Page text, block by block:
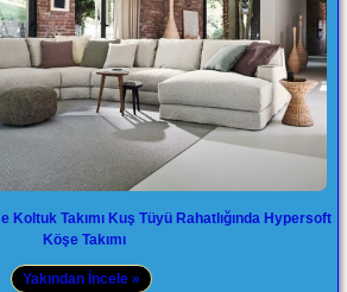
Koltuk Takımı Kuş Tüyü Rahatlığında Hypersoft
Köşe Takımı
Yakından İncele »